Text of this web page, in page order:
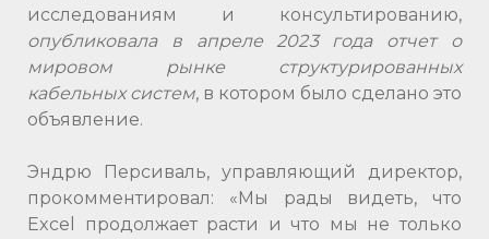
исследованиям и консультированию,
опубликовала в апреле 2023 года отчет о
мировом рынке структурированных
кабельных систем, в котором было сделано это
объявление.
Эндрю Персиваль, управляющий директор,
прокомментировал: «Мы рады видеть, что
Excel продолжает расти и что мы не только